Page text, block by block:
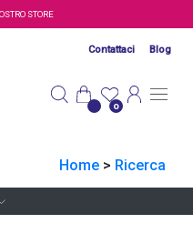
STORE
Contattaci Blog
0
Home > Ricerca